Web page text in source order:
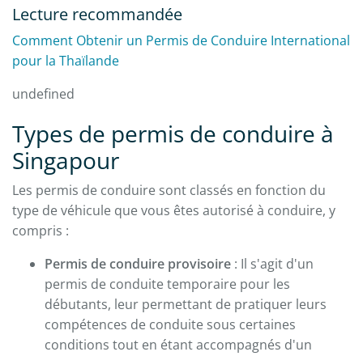
Lecture recommandée
Comment Obtenir un Permis de Conduire International
pour la Thaïlande
undefined
Types de permis de conduire à
Singapour
Les permis de conduire sont classés en fonction du
type de véhicule que vous êtes autorisé à conduire, y
compris :
Permis de conduire provisoire : Il s'agit d'un
permis de conduite temporaire pour les
débutants, leur permettant de pratiquer leurs
compétences de conduite sous certaines
conditions tout en étant accompagnés d'un